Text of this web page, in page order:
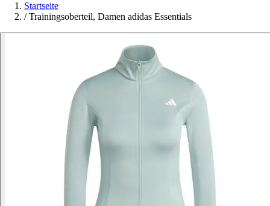
Startseite
/ Trainingsoberteil, Damen adidas Essentials